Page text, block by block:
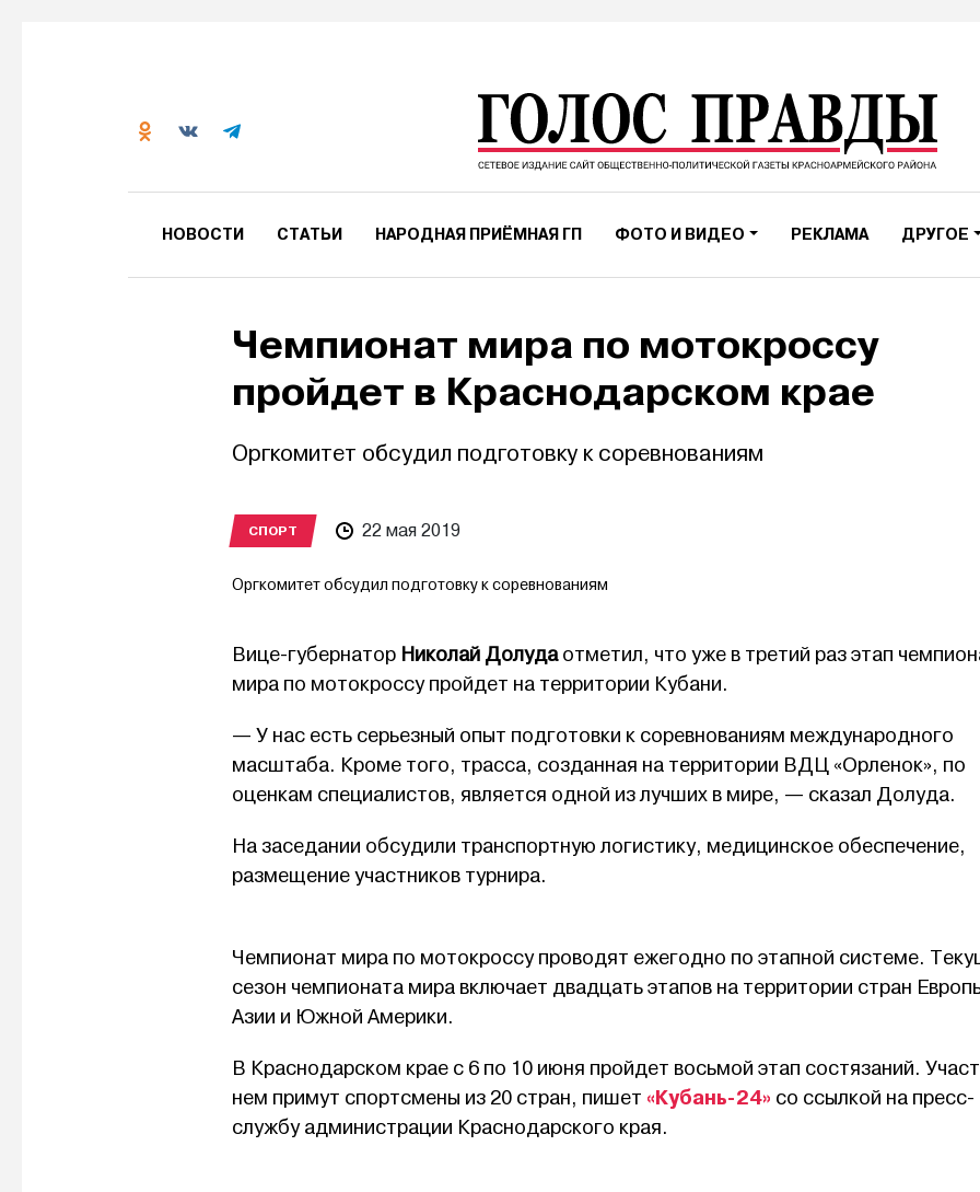
НОВОСТИ СТАТЬИ НАРОДНАЯ ПРИЁМНАЯ ГП ФОТО И ВИДЕО РЕКЛАМА ДРУГОЕ
Чемпионат мира по мотокроссу
пройдет в Краснодарском крае
Оргкомитет обсудил подготовку к соревнованиям
СПОРТ 22 мая 2019
Оргкомитет обсудил подготовку к соревнованиям
Вице-губернатор Николай Долудаотметил, что уже в третий раз этап
мира по мотокроссу пройдет на территории Кубани.
— У нас есть серьезный опыт подготовки к соревнованиям международного
масштаба. Кроме того, трасса, созданная на территории ВДЦ «Орленок», по
оценкам специалистов, является одной из лучших в мире, — сказал Долуда.
На заседании обсудили транспортную логистику, медицинское обеспечение,
размещение участников турнира.
Чемпионат мира по мотокроссу проводят ежегодно по этапной системе.
сезон чемпионата мира включает двадцать этапов на территории стран
Азии и Южной Америки.
В Краснодарском крае с 6 по 10 июня пройдет восьмой этап состязаний.
нем примут спортсмены из 20 стран, пишет «Кубань-24» со ссылкой на пресс-
службу администрации Краснодарского края.